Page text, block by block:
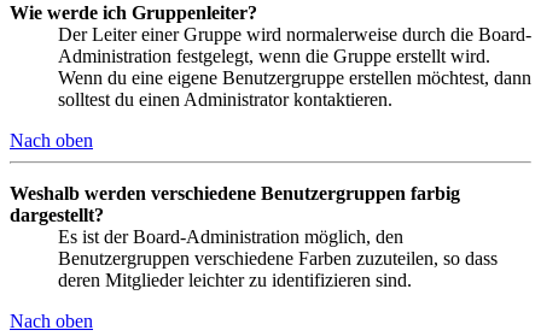
Wie werde ich Gruppenleiter?
Der Leiter einer Gruppe wird normalerweise durch die Board-
Administration festgelegt, wenn die Gruppe erstellt wird.
Wenn du eine eigene Benutzergruppe erstellen möchtest, dann
solltest du einen Administrator kontaktieren.
Nach oben
Weshalb werden verschiedene Benutzergruppen farbig
dargestellt?
Es ist der Board-Administration möglich, den
Benutzergruppen verschiedene Farben zuzuteilen, so dass
deren Mitglieder leichter zu identifizieren sind.
Nach oben